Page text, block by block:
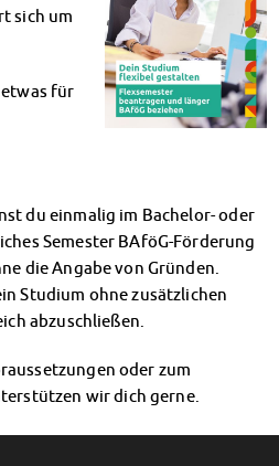
sich um
etwas für
du einmalig im Bachelor- oder
Semester BAföG-Förderung
die Angabe von Gründen.
Studium ohne zusätzlichen
abzuschließen.
oder zum
wir dich gerne.